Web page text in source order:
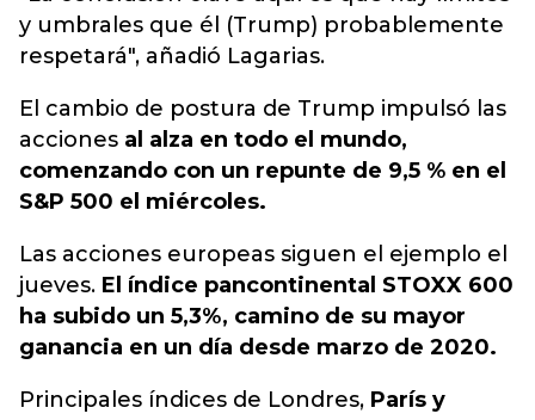
y umbrales que él (Trump) probablemente
respetará", añadió Lagarias.
El cambio de postura de Trump impulsó las
acciones al alza en todo el mundo,
comenzando con un repunte de 9,5 % en el
S&P 500 el miércoles.
Las acciones europeas siguen el ejemplo el
jueves. El índice pancontinental STOXX 600
ha subido un 5,3%, camino de su mayor
ganancia en un día desde marzo de 2020.
Principales índices de Londres, París y